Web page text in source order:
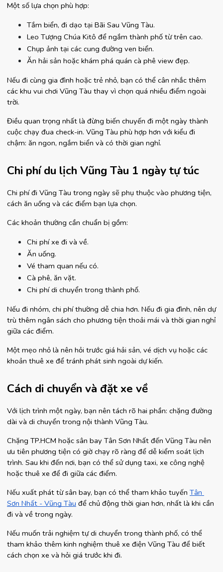
Một số lựa chọn phù hợp:
Tắm biển, đi dạo tại Bãi Sau Vũng Tàu.
Leo Tượng Chúa Kitô để ngắm thành phố từ trên cao.
Chụp ảnh tại các cung đường ven biển.
Ăn hải sản hoặc khám phá quán cà phê view đẹp.
Nếu đi cùng gia đình hoặc trẻ nhỏ, bạn có thể cân nhắc thêm
các khu vui chơi Vũng Tàu thay vì chọn quá nhiều điểm ngoài
trời.
Điều quan trọng nhất là đừng biến chuyến đi một ngày thành
cuộc chạy đua check-in. Vũng Tàu phù hợp hơn với kiểu đi
chậm: ăn ngon, ngắm biển và có thời gian nghỉ.
Chi phí du lịch Vũng Tàu 1 ngày tự túc
Chi phí đi Vũng Tàu trong ngày sẽ phụ thuộc vào phương tiện,
cách ăn uống và các điểm bạn lựa chọn.
Các khoản thường cần chuẩn bị gồm:
Chi phí xe đi và về.
Ăn uống.
Vé tham quan nếu có.
Cà phê, ăn vặt.
Chi phí di chuyển trong thành phố.
Nếu đi nhóm, chi phí thường dễ chia hơn. Nếu đi gia đình, nên dự
trù thêm ngân sách cho phương tiện thoải mái và thời gian nghỉ
giữa các điểm.
Một mẹo nhỏ là nên hỏi trước giá hải sản, vé dịch vụ hoặc các
khoản thuê xe để tránh phát sinh ngoài dự kiến.
Cách di chuyển và đặt xe về
Với lịch trình một ngày, bạn nên tách rõ hai phần: chặng đường
dài và di chuyển trong nội thành Vũng Tàu.
Chặng TP.HCM hoặc sân bay Tân Sơn Nhất đến Vũng Tàu nên
ưu tiên phương tiện có giờ chạy rõ ràng để dễ kiểm soát lịch
trình. Sau khi đến nơi, bạn có thể sử dụng taxi, xe công nghệ
hoặc thuê xe để đi giữa các điểm.
Nếu xuất phát từ sân bay, bạn có thể tham khảo tuyến Tân
Sơn Nhất - Vũng Tàu để chủ động thời gian hơn, nhất là khi cần
đi và về trong ngày.
Nếu muốn trải nghiệm tự di chuyển trong thành phố, có thể
tham khảo thêm kinh nghiệm thuê xe điện Vũng Tàu để biết
cách chọn xe và hỏi giá trước khi đi.